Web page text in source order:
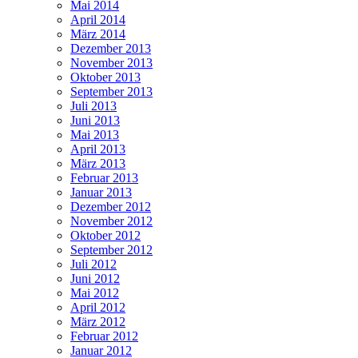
Mai 2014
April 2014
März 2014
Dezember 2013
November 2013
Oktober 2013
September 2013
Juli 2013
Juni 2013
Mai 2013
April 2013
März 2013
Februar 2013
Januar 2013
Dezember 2012
November 2012
Oktober 2012
September 2012
Juli 2012
Juni 2012
Mai 2012
April 2012
März 2012
Februar 2012
Januar 2012